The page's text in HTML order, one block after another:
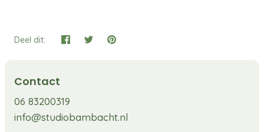
Deel dit:
Contact
06 83200319
info@studiobambacht.nl